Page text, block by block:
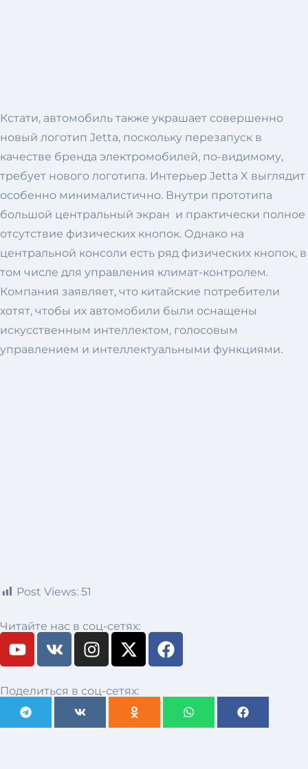
Кстати, автомобиль также украшает совершенно
новый логотип Jetta, поскольку перезапуск в
качестве бренда электромобилей, по-видимому,
требует нового логотипа. Интерьер Jetta X выглядит
особенно минималистично. Внутри прототипа
большой центральный экран и практически полное
отсутствие физических кнопок. Однако на
центральной консоли есть ряд физических кнопок, в
том числе для управления климат-контролем.
Компания заявляет, что китайские потребители
хотят, чтобы их автомобили были оснащены
искусственным интеллектом, голосовым
управлением и интеллектуальными функциями.
Post Views: 51
Читайте нас в соц-сетях:
Поделиться в соц-сетях: